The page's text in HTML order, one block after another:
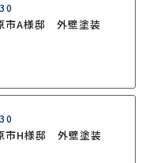
市A様邸 外壁塗装
市H様邸 外壁塗装